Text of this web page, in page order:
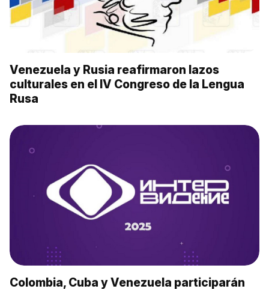
Venezuela y Rusia reafirmaron lazos
culturales en el IV Congreso de la Lengua
Rusa
Colombia, Cuba y Venezuela participarán